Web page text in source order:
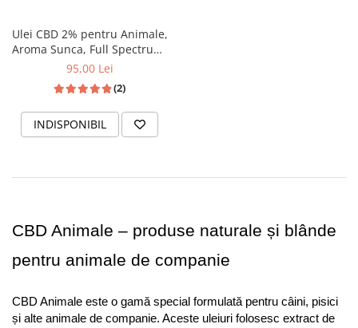
Ulei CBD 2% pentru Animale,
Aroma Sunca, Full Spectrum,
10ml
95,00 Lei
(2)
INDISPONIBIL
CBD Animale – produse naturale și blânde
pentru animale de companie
CBD Animale este o gamă special formulată pentru câini, pisici
și alte animale de companie. Aceste uleiuri folosesc extract de